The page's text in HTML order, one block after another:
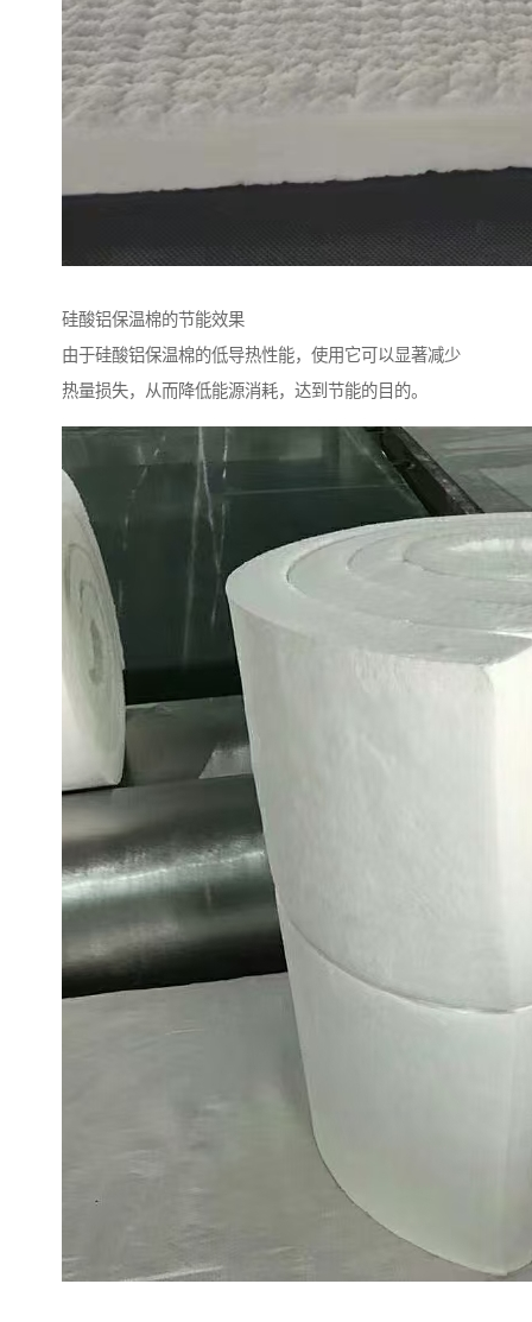
硅酸铝保温棉的节能效果
由于硅酸铝保温棉的低导热性能，使用它可以显著减少
热量损失，从而降低能源消耗，达到节能的目的。